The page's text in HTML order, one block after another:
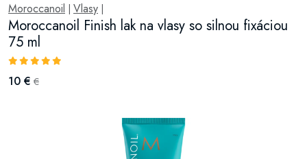
Moroccanoil Vlasy
Moroccanoil Finish lak na vlasy so silnou fixáciou
75 ml
10 € €